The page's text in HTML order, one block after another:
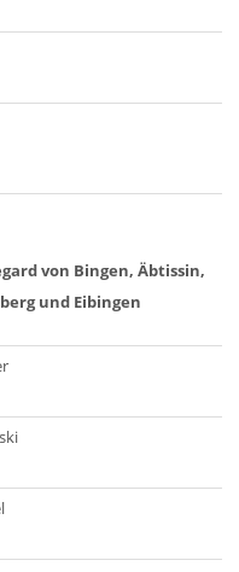
von Bingen, Äbtissin,
und Eibingen